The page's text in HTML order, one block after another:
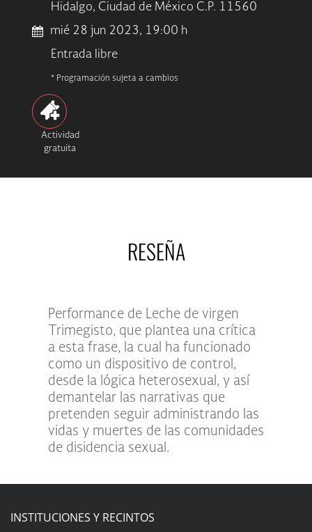
Hidalgo, Ciudad de México C.P. 11560
mié 28 jun 2023, 19:00 h
Entrada libre
* Programación sujeta a cambios
Actividad
gratuita
RESEÑA
Performance de Leche de virgen
Trimegisto, que plantea una crítica
a esta frase, la cual ha funcionado
como un dispositivo de control,
desde la lógica heterosexual, y así
demantelar las narrativas que
pretenden seguir administrando las
vidas y muertes de las comunidades
de disidencia sexual.
INSTITUCIONES Y RECINTOS